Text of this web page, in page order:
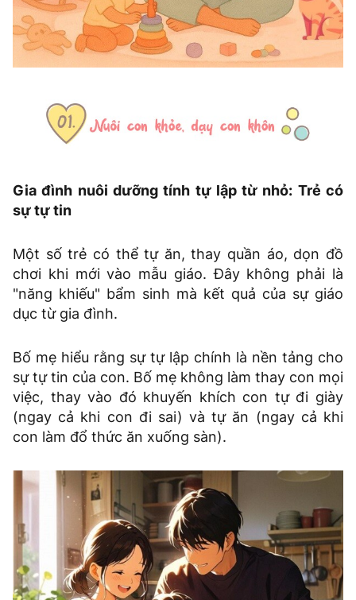
Gia đình nuôi dưỡng tính tự lập từ nhỏ: Trẻ có
sự tự tin
Một số trẻ có thể tự ăn, thay quần áo, dọn đồ
chơi khi mới vào mẫu giáo. Đây không phải là
"năng khiếu" bẩm sinh mà kết quả của sự giáo
dục từ gia đình.
Bố mẹ hiểu rằng sự tự lập chính là nền tảng cho
sự tự tin của con. Bố mẹ không làm thay con mọi
việc, thay vào đó khuyến khích con tự đi giày
(ngay cả khi con đi sai) và tự ăn (ngay cả khi
con làm đổ thức ăn xuống sàn).